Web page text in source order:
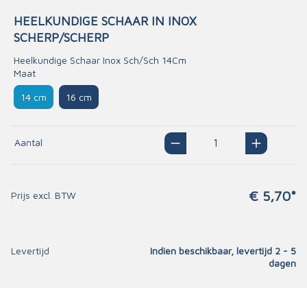
HEELKUNDIGE SCHAAR IN INOX
SCHERP/SCHERP
Heelkundige Schaar Inox Sch/Sch 14Cm
Maat
14 cm 16 cm
Aantal
Prijs excl. BTW € 5,70*
Levertijd
Indien beschikbaar, levertijd 2 - 5
dagen